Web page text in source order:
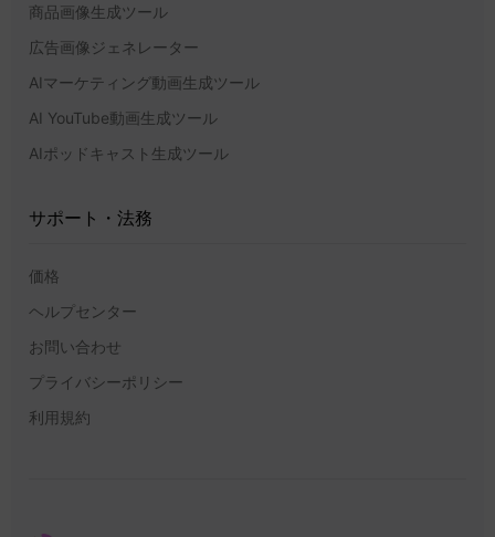
商品画像生成ツール
広告画像ジェネレーター
AIマーケティング動画生成ツール
AI YouTube動画生成ツール
AIポッドキャスト生成ツール
サポート・法務
価格
ヘルプセンター
お問い合わせ
プライバシーポリシー
利用規約